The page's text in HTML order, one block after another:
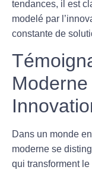
tendances, il est
modelé par
constante de
Dans un monde
moderne se
qui transforment